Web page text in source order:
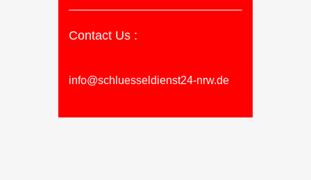
Contact Us :
info@schluesseldienst24-nrw.de